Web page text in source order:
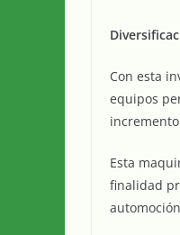
Con esta
equipos
Esta
finalidad